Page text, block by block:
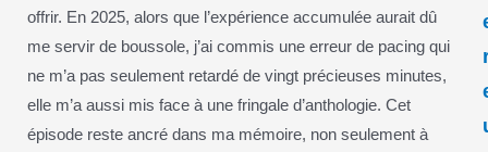
offrir. En 2025, alors que l’expérience accumulée aurait dû
me servir de boussole, j’ai commis une erreur de pacing qui
ne m’a pas seulement retardé de vingt précieuses minutes,
elle m’a aussi mis face à une fringale d’anthologie. Cet
épisode reste ancré dans ma mémoire, non seulement à